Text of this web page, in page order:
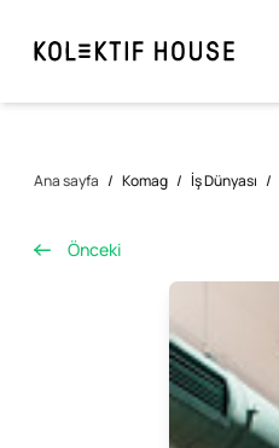
Ana sayfa / Komag / İş Dünyası /
Önceki